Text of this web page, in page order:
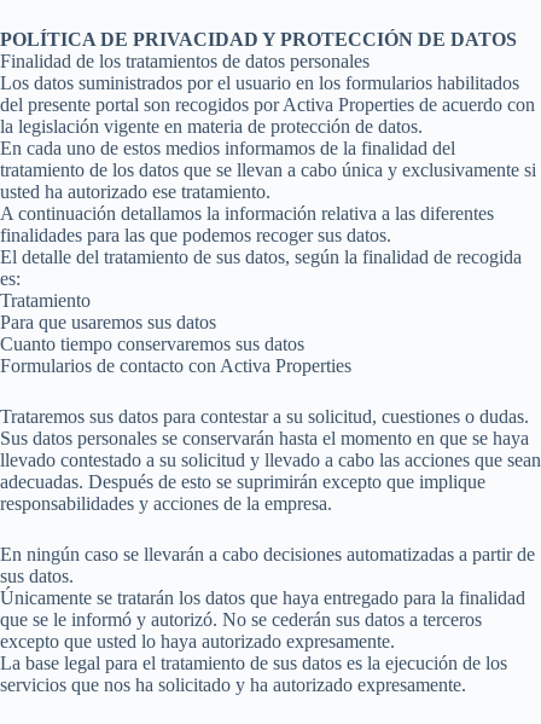
POLÍTICA DE PRIVACIDAD Y PROTECCIÓN DE DATOS
Finalidad de los tratamientos de datos personales
Los datos suministrados por el usuario en los formularios habilitados
del presente portal son recogidos por Activa Properties de acuerdo con
la legislación vigente en materia de protección de datos.
En cada uno de estos medios informamos de la finalidad del
tratamiento de los datos que se llevan a cabo única y exclusivamente si
usted ha autorizado ese tratamiento.
A continuación detallamos la información relativa a las diferentes
finalidades para las que podemos recoger sus datos.
El detalle del tratamiento de sus datos, según la finalidad de recogida
es:
Tratamiento
Para que usaremos sus datos
Cuanto tiempo conservaremos sus datos
Formularios de contacto con Activa Properties
Trataremos sus datos para contestar a su solicitud, cuestiones o dudas.
Sus datos personales se conservarán hasta el momento en que se haya
llevado contestado a su solicitud y llevado a cabo las acciones que sean
adecuadas. Después de esto se suprimirán excepto que implique
responsabilidades y acciones de la empresa.
En ningún caso se llevarán a cabo decisiones automatizadas a partir de
sus datos.
Únicamente se tratarán los datos que haya entregado para la finalidad
que se le informó y autorizó. No se cederán sus datos a terceros
excepto que usted lo haya autorizado expresamente.
La base legal para el tratamiento de sus datos es la ejecución de los
servicios que nos ha solicitado y ha autorizado expresamente.